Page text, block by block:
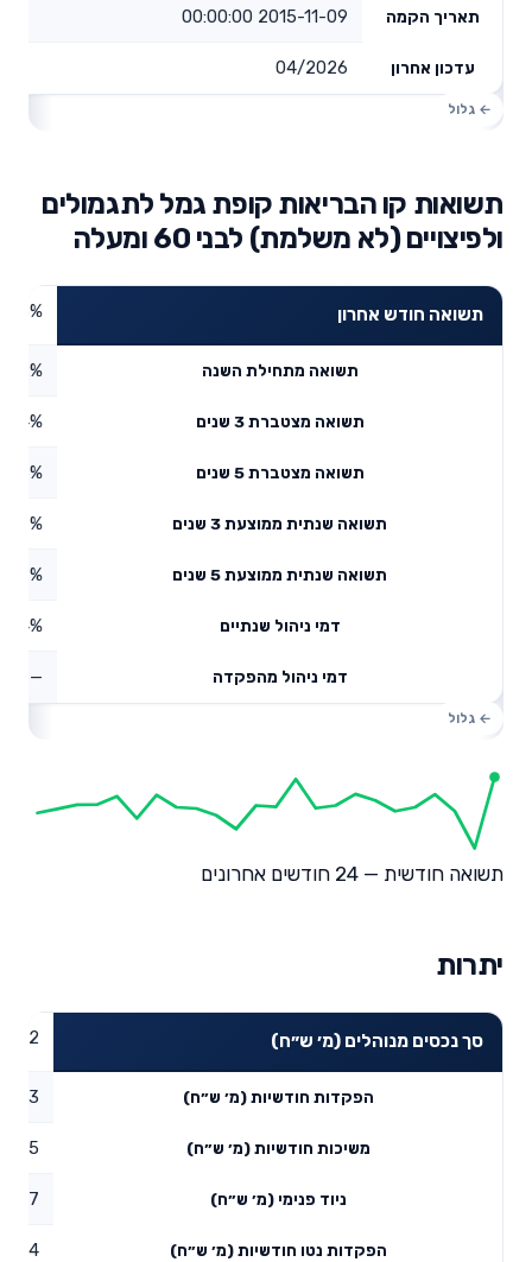
תאריך הקמה 2015-11-09 00:00:00
עדכון אחרון 04/2026
תשואות קו הבריאות קופת גמל לתגמולים
ולפיצויים (לא משלמת) לבני 60 ומעלה
תשואה חודש אחרון 1.93%
תשואה מתחילת השנה
תשואה מצטברת 3 שנים
תשואה מצטברת 5 שנים
תשואה שנתית ממוצעת 3 שנים
תשואה שנתית ממוצעת 5 שנים
דמי ניהול שנתיים
דמי ניהול מהפקדה —
תשואה חודשית — 24 חודשים אחרונים
יתרות
סך נכסים מנוהלים (מ׳ ש״ח)
הפקדות חודשיות (מ׳ ש״ח) 0.03
משיכות חודשיות (מ׳ ש״ח) 0.5
ניוד פנימי (מ׳ ש״ח) 0.87
הפקדות נטו חודשיות (מ׳ ש״ח) 0.4